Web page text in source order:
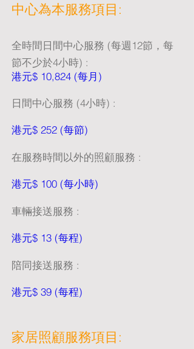
中心為本服務項目:
全時間日間中心服務 (每週12節，每
節不少於4小時) :
港元$ 10,824 (每月)
日間中心服務 (4小時) :
港元$ 252 (每節)
在服務時間以外的照顧服務 :
港元$ 100 (每小時)
車輛接送服務 :
港元$ 13 (每程)
陪同接送服務 :
港元$ 39 (每程)
家居照顧服務項目: